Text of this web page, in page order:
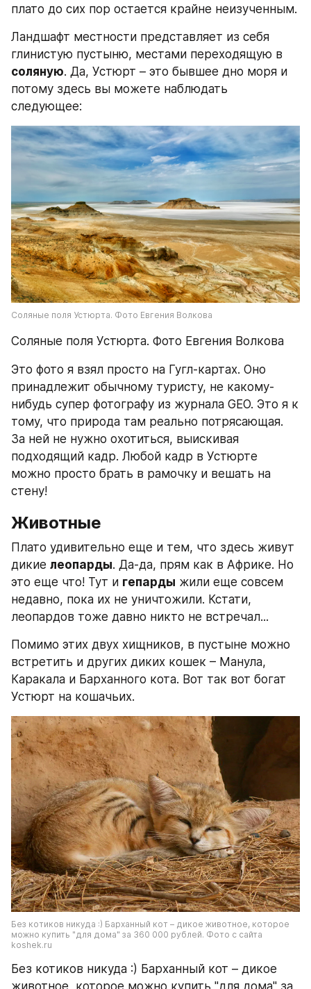
плато до сих пор остается крайне неизученным.
Ландшафт местности представляет из себя
соляную. Да, Устюрт – это бывшее дно моря и
потому здесь вы можете наблюдать
следующее:
Соляные поля Устюрта. Фото Евгения Волкова
Соляные поля Устюрта. Фото Евгения Волкова
Это фото я взял просто на Гугл-картах. Оно
принадлежит обычному туристу, не какому-
нибудь супер фотографу из журнала GEO. Это я к
тому, что природа там реально потрясающая.
За ней не нужно охотиться, выискивая
подходящий кадр. Любой кадр в Устюрте
можно просто брать в рамочку и вешать на
стену!
Животные
Плато удивительно еще и тем, что здесь живут
дикие леопарды. Да-да, прям как в Африке. Но
это еще что! Тут и гепарды жили еще совсем
недавно, пока их не уничтожили. Кстати,
леопардов тоже давно никто не встречал...
Помимо этих двух хищников, в пустыне можно
встретить и других диких кошек – Манула,
Каракала и Барханного кота. Вот так вот богат
Устюрт на кошачьих.
Без котиков никуда :) Барханный кот – дикое животное, которое
можно купить "для дома" за 360 000 рублей. Фото с сайта
koshek.ru
Без котиков никуда :) Барханный кот – дикое
животное, которое можно купить "для дома" за